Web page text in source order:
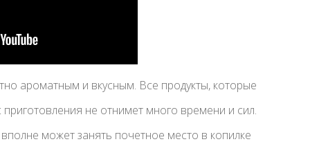
ароматным и вкусным. Все продукты, которые
не отнимет много времени и сил.
может занять почетное место в копилке